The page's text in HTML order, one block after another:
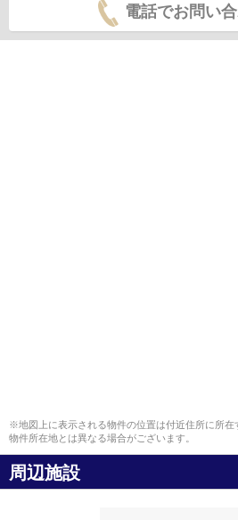
電話でお問い
※地図上に表示される物件の位置は付近住所に所
物件所在地とは異なる場合がございます。
周辺施設